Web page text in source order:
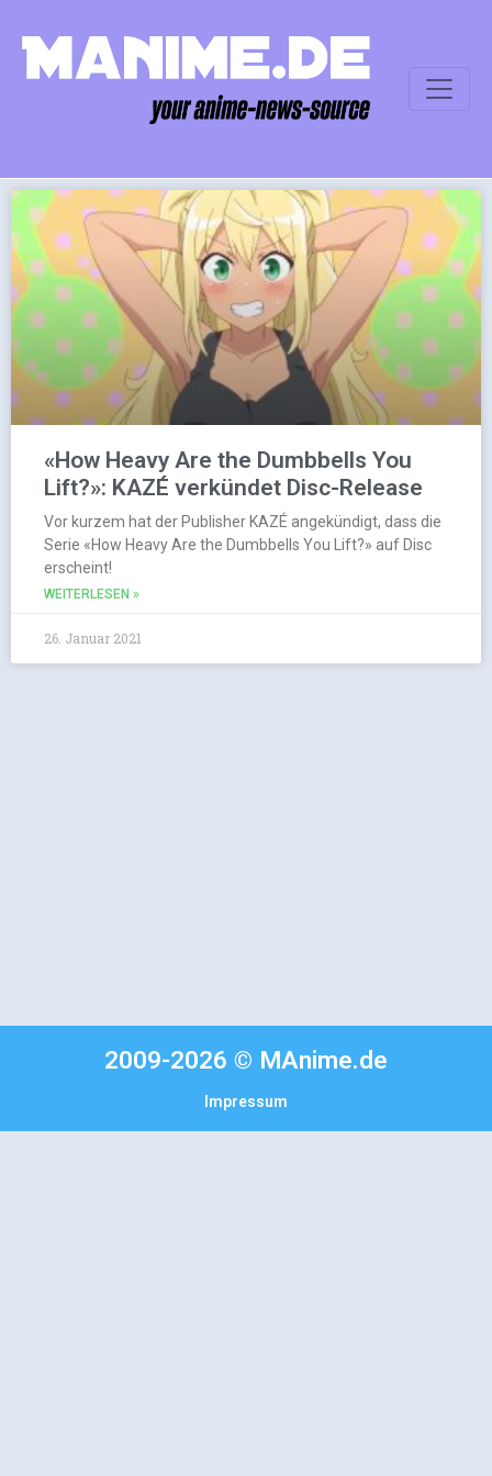
«How Heavy Are the Dumbbells You
Lift?»: KAZÉ verkündet Disc-Release
Vor kurzem hat der Publisher KAZÉ angekündigt, dass die
Serie «How Heavy Are the Dumbbells You Lift?» auf Disc
erscheint!
WEITERLESEN »
26. Januar 2021
2009-2026 © MAnime.de
Impressum